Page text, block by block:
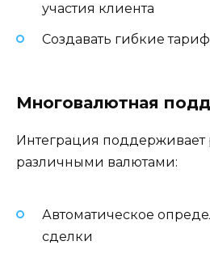
участия клиента
Создавать гибкие
Многовалютная
Интеграция поддерживает
различными валютами:
Автоматическое
сделки